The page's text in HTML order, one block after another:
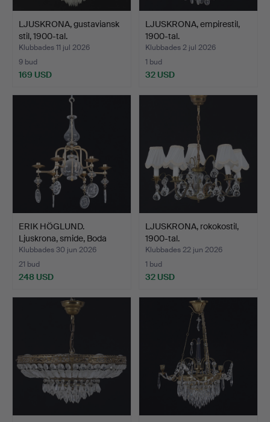
LJUSKRONA, gustaviansk
stil, 1900-tal.
Klubbades 11 jul 2026
9 bud
169 USD
LJUSKRONA, empirestil,
1900-tal.
Klubbades 2 jul 2026
1 bud
32 USD
ERIK HÖGLUND.
Ljuskrona, smide, Boda
Smide.
Klubbades 30 jun 2026
21 bud
248 USD
LJUSKRONA, rokokostil,
1900-tal.
Klubbades 22 jun 2026
1 bud
32 USD